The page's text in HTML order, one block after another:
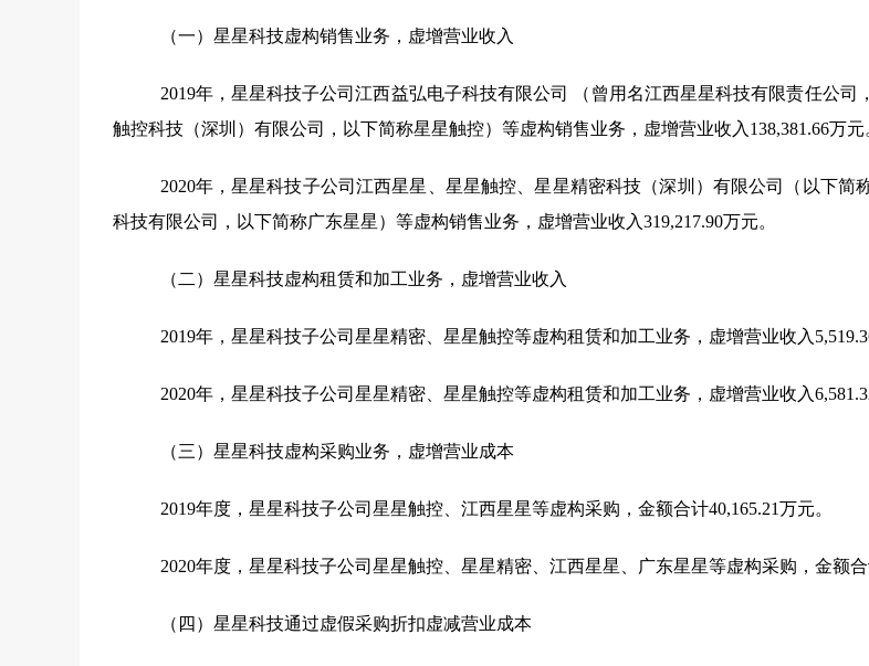
（一）星星科技虚构销售业务，虚增营业收入
2019年，星星科技子公司江西益弘电子科技有限公司 （曾用名江西星星科技有限责任公
触控科技（深圳）有限公司，以下简称星星触控）等虚构销售业务，虚增营业收入138,381.66万元
2020年，星星科技子公司江西星星、星星触控、星星精密科技（深圳）有限公司（以下
科技有限公司，以下简称广东星星）等虚构销售业务，虚增营业收入319,217.90万元。
（二）星星科技虚构租赁和加工业务，虚增营业收入
2019年，星星科技子公司星星精密、星星触控等虚构租赁和加工业务，虚增营业收入
2020年，星星科技子公司星星精密、星星触控等虚构租赁和加工业务，虚增营业收入
（三）星星科技虚构采购业务，虚增营业成本
2019年度，星星科技子公司星星触控、江西星星等虚构采购，金额合计40,165.21万元。
2020年度，星星科技子公司星星触控、星星精密、江西星星、广东星星等虚构采购，金额
（四）星星科技通过虚假采购折扣虚减营业成本